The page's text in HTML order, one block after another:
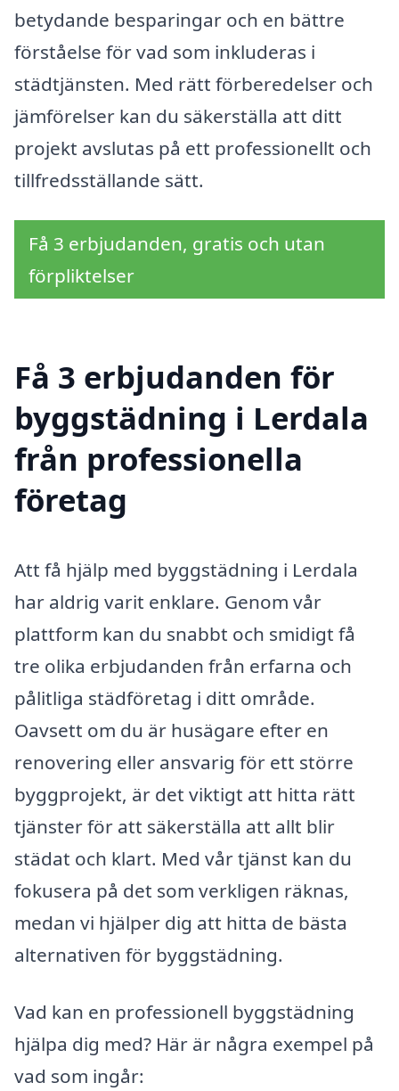
betydande besparingar och en bättre
förståelse för vad som inkluderas i
städtjänsten. Med rätt förberedelser och
jämförelser kan du säkerställa att ditt
projekt avslutas på ett professionellt och
tillfredsställande sätt.
Få 3 erbjudanden, gratis och utan
förpliktelser
Få 3 erbjudanden för
byggstädning i Lerdala
från professionella
företag
Att få hjälp med byggstädning i Lerdala
har aldrig varit enklare. Genom vår
plattform kan du snabbt och smidigt få
tre olika erbjudanden från erfarna och
pålitliga städföretag i ditt område.
Oavsett om du är husägare efter en
renovering eller ansvarig för ett större
byggprojekt, är det viktigt att hitta rätt
tjänster för att säkerställa att allt blir
städat och klart. Med vår tjänst kan du
fokusera på det som verkligen räknas,
medan vi hjälper dig att hitta de bästa
alternativen för byggstädning.
Vad kan en professionell byggstädning
hjälpa dig med? Här är några exempel på
vad som ingår: